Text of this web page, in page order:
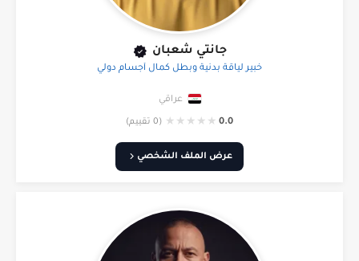
جانتي شعبان
خبير لياقة بدنية وبطل كمال أجسام دولي
عراقي
0.0
★
★
★
★
★ (0 تقييم)
عرض الملف الشخصي